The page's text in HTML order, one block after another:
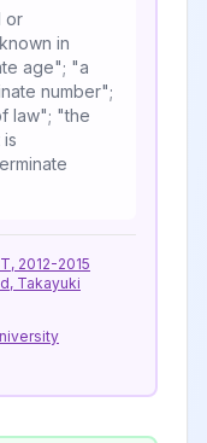
or
in
age"; "a
number";
law"; "the
2012-2015
Takayuki